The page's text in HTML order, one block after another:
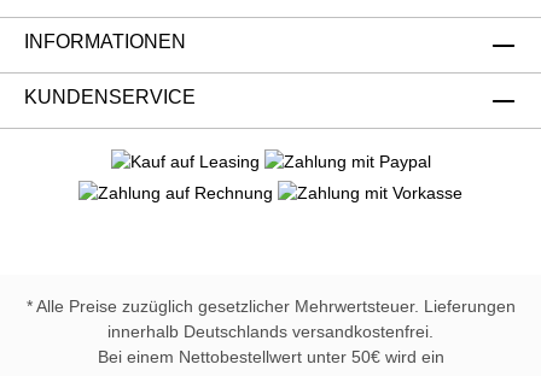
INFORMATIONEN
KUNDENSERVICE
* Alle Preise zuzüglich gesetzlicher Mehrwertsteuer. Lieferungen
innerhalb Deutschlands versandkostenfrei.
Bei einem Nettobestellwert unter 50€ wird ein